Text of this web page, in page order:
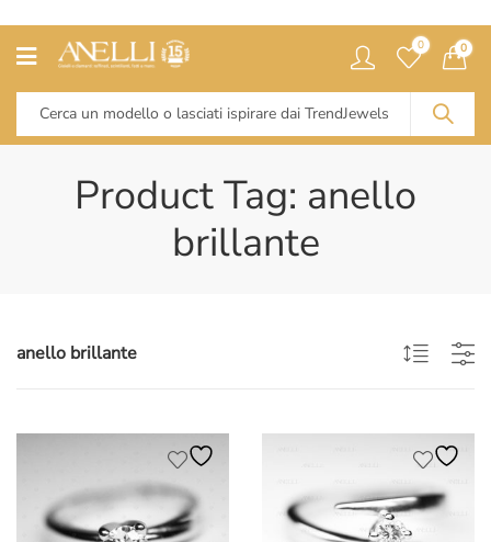
0 0
Product Tag: anello
brillante
anello brillante